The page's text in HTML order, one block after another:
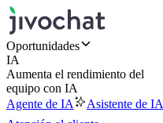
Oportunidades
IA
Aumenta el rendimiento del
equipo con IA
Agente de IA
Asistente de IA